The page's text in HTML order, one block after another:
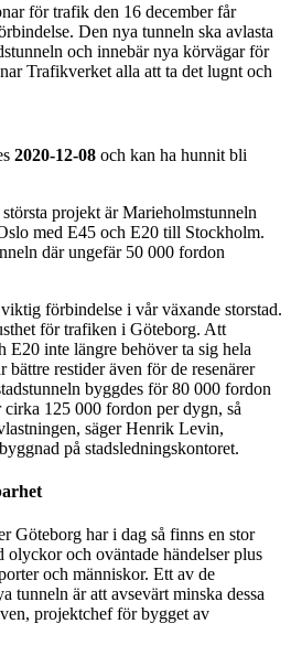
för trafik den 16 december får
Den nya tunneln ska avlasta
och innebär nya körvägar för
Trafikverket alla att ta det lugnt och
2020-12-08 och kan ha hunnit bli
projekt är Marieholmstunneln
med E45 och E20 till Stockholm.
där ungefär 50 000 fordon
förbindelse i vår växande storstad.
för trafiken i Göteborg. Att
inte längre behöver ta sig hela
bättre restider även för de resenärer
byggdes för 80 000 fordon
cirka 125 000 fordon per dygn, så
säger Henrik Levin,
på stadsledningskontoret.
Göteborg har i dag så finns en stor
olyckor och oväntade händelser plus
och människor. Ett av de
tunneln är att avsevärt minska dessa
projektchef för bygget av